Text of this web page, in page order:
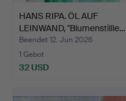
HANS RIPA. ÖL AUF
LEINWAND, "Blumenstillle…
Beendet 12. Jun 2026
1 Gebot
32 USD